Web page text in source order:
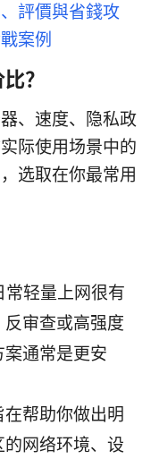
評價與省錢攻
案例
？
、速度、隐私政
际使用场景中的
选取在你最常用
轻量上网很有
审查或高强度
通常是更安
帮助你做出明
网络环境、设